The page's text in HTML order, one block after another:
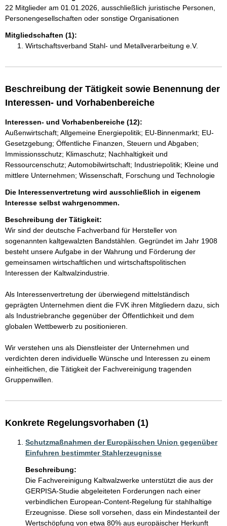
22 Mitglieder am 01.01.2026, ausschließlich juristische Personen,
Personengesellschaften oder sonstige Organisationen
Mitgliedschaften (1):
Wirtschaftsverband Stahl- und Metallverarbeitung e.V.
Beschreibung der Tätigkeit sowie Benennung der
Interessen- und Vorhabenbereiche
Interessen- und Vorhabenbereiche (12):
Außenwirtschaft; Allgemeine Energiepolitik; EU-Binnenmarkt; EU-
Gesetzgebung; Öffentliche Finanzen, Steuern und Abgaben;
Immissionsschutz; Klimaschutz; Nachhaltigkeit und
Ressourcenschutz; Automobilwirtschaft; Industriepolitik; Kleine und
mittlere Unternehmen; Wissenschaft, Forschung und Technologie
Die Interessenvertretung wird ausschließlich in eigenem
Interesse selbst wahrgenommen.
Beschreibung der Tätigkeit:
Wir sind der deutsche Fachverband für Hersteller von
sogenannten kaltgewalzten Bandstählen. Gegründet im Jahr 1908
besteht unsere Aufgabe in der Wahrung und Förderung der
gemeinsamen wirtschaftlichen und wirtschaftspolitischen
Interessen der Kaltwalzindustrie.
Als Interessenvertretung der überwiegend mittelständisch
geprägten Unternehmen dient die FVK ihren Mitgliedern dazu, sich
als Industriebranche gegenüber der Öffentlichkeit und dem
globalen Wettbewerb zu positionieren.
Wir verstehen uns als Dienstleister der Unternehmen und
verdichten deren individuelle Wünsche und Interessen zu einem
einheitlichen, die Tätigkeit der Fachvereinigung tragenden
Gruppenwillen.
Konkrete Regelungsvorhaben (1)
Schutzmaßnahmen der Europäischen Union gegenüber
Einfuhren bestimmter Stahlerzeugnisse
Beschreibung:
Die Fachvereinigung Kaltwalzwerke unterstützt die aus der
GERPISA-Studie abgeleiteten Forderungen nach einer
verbindlichen European-Content-Regelung für stahlhaltige
Erzeugnisse. Diese soll vorsehen, dass ein Mindestanteil der
Wertschöpfung von etwa 80% aus europäischer Herkunft